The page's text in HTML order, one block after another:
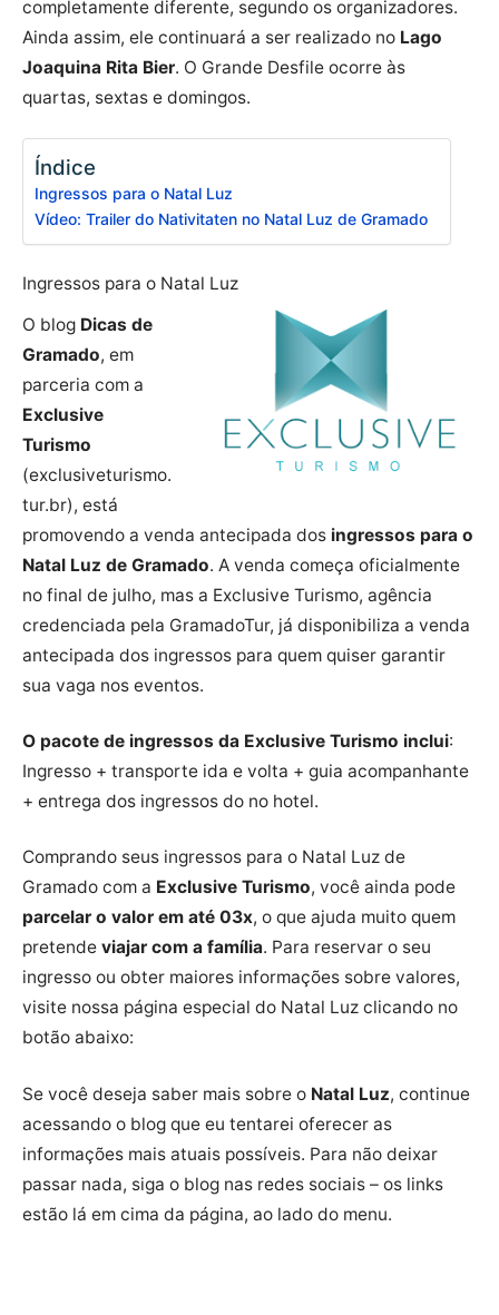
completamente diferente, segundo os organizadores.
Ainda assim, ele continuará a ser realizado no Lago
Joaquina Rita Bier. O Grande Desfile ocorre às
quartas, sextas e domingos.
Índice
Ingressos para o Natal Luz
Vídeo: Trailer do Nativitaten no Natal Luz de Gramado
Ingressos para o Natal Luz
O blog Dicas de
Gramado, em
parceria com a
Exclusive
Turismo
(exclusiveturismo.
tur.br), está
promovendo a venda antecipada dos ingressos para o
Natal Luz de Gramado. A venda começa oficialmente
no final de julho, mas a Exclusive Turismo, agência
credenciada pela GramadoTur, já disponibiliza a venda
antecipada dos ingressos para quem quiser garantir
sua vaga nos eventos.
O pacote de ingressos da Exclusive Turismo inclui:
Ingresso + transporte ida e volta + guia acompanhante
+ entrega dos ingressos do no hotel.
Comprando seus ingressos para o Natal Luz de
Gramado com a Exclusive Turismo, você ainda pode
parcelar o valor em até 03x, o que ajuda muito quem
pretende viajar com a família. Para reservar o seu
ingresso ou obter maiores informações sobre valores,
visite nossa página especial do Natal Luz clicando no
botão abaixo:
Se você deseja saber mais sobre o Natal Luz, continue
acessando o blog que eu tentarei oferecer as
informações mais atuais possíveis. Para não deixar
passar nada, siga o blog nas redes sociais – os links
estão lá em cima da página, ao lado do menu.